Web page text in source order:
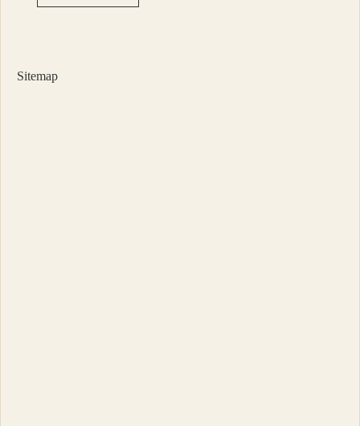
Suyu
Sitemap